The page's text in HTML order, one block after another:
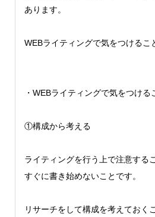
あります。
WEBライティングで気をつけるこ
・WEBライティングで気をつける
①構成から考える
ライティングを行う上で注意する
すぐに書き始めないことです。
リサーチをして構成を考えておく